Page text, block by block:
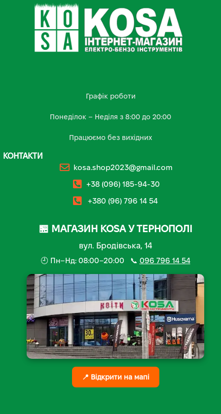
Графік роботи
Понеділок – Неділя з 8:00 до 20:00
Працюємо без вихідних
КОНТАКТИ
kosa.shop2023@gmail.com
+38 (096) 185-94-30
+380 (96) 796 14 54
🏪 МАГАЗИН KOSA У ТЕРНОПОЛІ
вул. Бродівська, 14
🕘 Пн–Нд: 08:00–20:00 📞 096 796 14 54
📍 Відкрити на мапі